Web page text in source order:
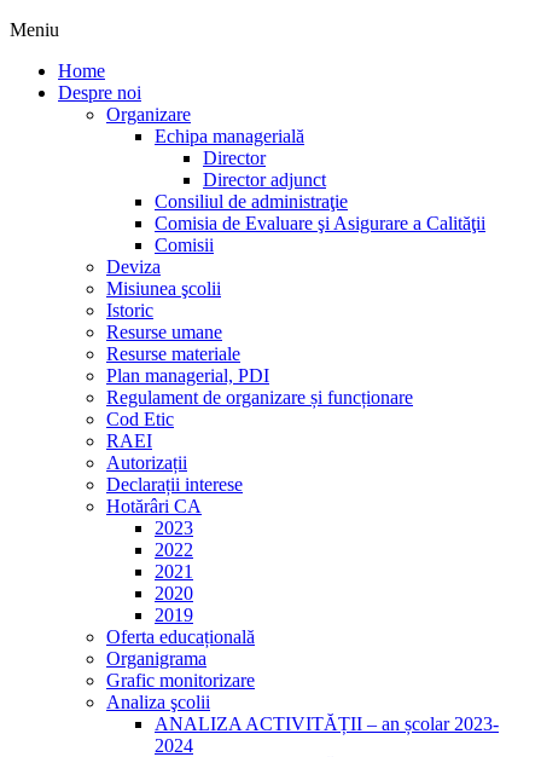
Meniu
Home
Despre noi
Organizare
Echipa managerială
Director
Director adjunct
Consiliul de administraţie
Comisia de Evaluare şi Asigurare a Calităţii
Comisii
Deviza
Misiunea şcolii
Istoric
Resurse umane
Resurse materiale
Plan managerial, PDI
Regulament de organizare și funcționare
Cod Etic
RAEI
Autorizații
Declarații interese
Hotărâri CA
2023
2022
2021
2020
2019
Oferta educațională
Organigrama
Grafic monitorizare
Analiza şcolii
ANALIZA ACTIVITĂȚII – an școlar 2023-
2024